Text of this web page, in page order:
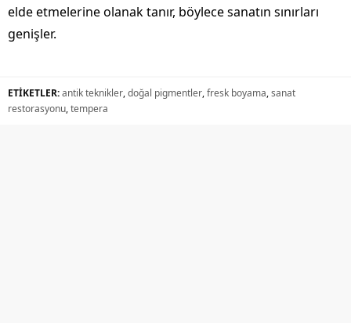
elde etmelerine olanak tanır, böylece sanatın sınırları
genişler.
ETİKETLER:antik teknikler,doğal pigmentler,fresk boyama,sanat
restorasyonu,tempera